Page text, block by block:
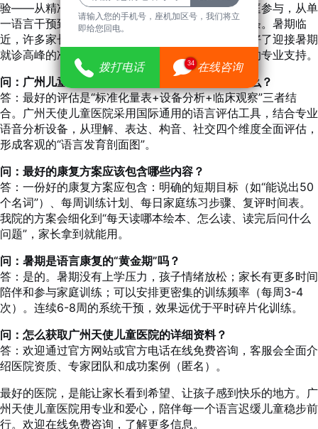
验——从精准评估到阶梯训练，从个体化方案到家庭参与，从单
一语言干预到整体发育关注，形成了完整的服务链条。暑期临
近，许多家长开始规划孩子的康复计划，我院也做好了迎接暑期
就诊高峰的准备，为每位孩子提供有温度、有方法的专业支持。
问：广州儿童语言发育迟缓，最好的评估方式是什么？
答：最好的评估是“标准化量表+设备分析+临床观察”三者结
合。广州天使儿童医院采用国际通用的语言评估工具，结合专业
语音分析设备，从理解、表达、构音、社交四个维度全面评估，
形成客观的“语言发育剖面图”。
问：最好的康复方案应该包含哪些内容？
答：一份好的康复方案应包含：明确的短期目标（如“能说出50
个名词”）、每周训练计划、每日家庭练习步骤、复评时间表。
我院的方案会细化到“每天读哪本绘本、怎么读、读完后问什么
问题”，家长拿到就能用。
问：暑期是语言康复的“黄金期”吗？
答：是的。暑期没有上学压力，孩子情绪放松；家长有更多时间
陪伴和参与家庭训练；可以安排更密集的训练频率（每周3-4
次）。连续6-8周的系统干预，效果远优于平时碎片化训练。
问：怎么获取广州天使儿童医院的详细资料？
答：欢迎通过官方网站或官方电话在线免费咨询，客服会全面介
绍医院资质、专家团队和成功案例（匿名）。
最好的医院，是能让家长看到希望、让孩子感到快乐的地方。广
州天使儿童医院用专业和爱心，陪伴每一个语言迟缓儿童稳步前
行。欢迎在线免费咨询，了解更多信息。
请输入您的手机号，座机加区号，我们将立
即给您回电。
拨打电话 34 在线咨询